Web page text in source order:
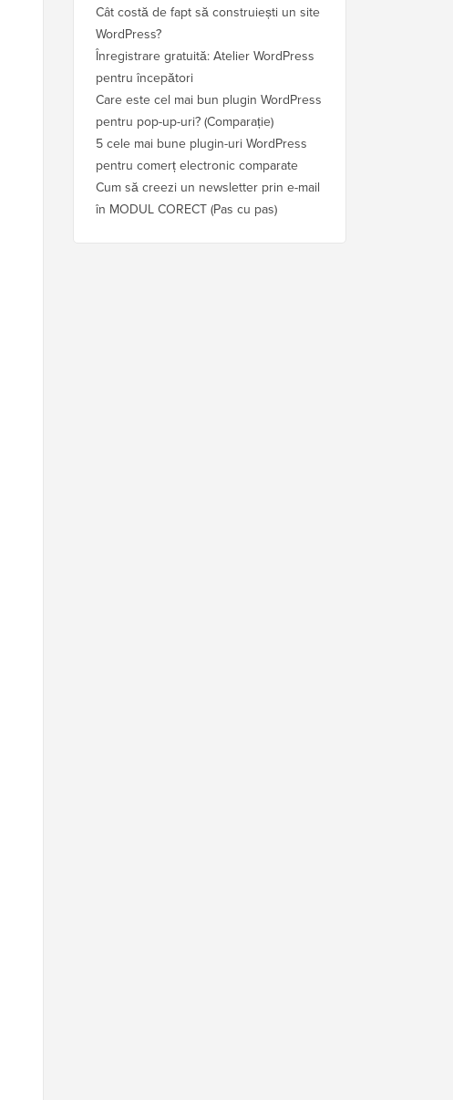
Cât costă de fapt să construiești un site
WordPress?
Înregistrare gratuită: Atelier WordPress
pentru începători
Care este cel mai bun plugin WordPress
pentru pop-up-uri? (Comparație)
5 cele mai bune plugin-uri WordPress
pentru comerț electronic comparate
Cum să creezi un newsletter prin e-mail
în MODUL CORECT (Pas cu pas)